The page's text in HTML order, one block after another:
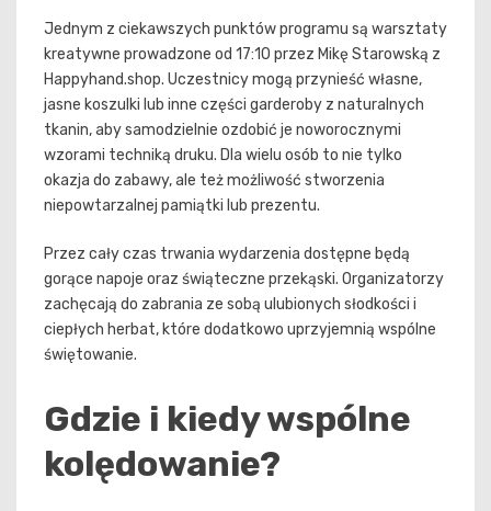
Jednym z ciekawszych punktów programu są warsztaty
kreatywne prowadzone od 17:10 przez Mikę Starowską z
Happyhand.shop. Uczestnicy mogą przynieść własne,
jasne koszulki lub inne części garderoby z naturalnych
tkanin, aby samodzielnie ozdobić je noworocznymi
wzorami techniką druku. Dla wielu osób to nie tylko
okazja do zabawy, ale też możliwość stworzenia
niepowtarzalnej pamiątki lub prezentu.
Przez cały czas trwania wydarzenia dostępne będą
gorące napoje oraz świąteczne przekąski. Organizatorzy
zachęcają do zabrania ze sobą ulubionych słodkości i
ciepłych herbat, które dodatkowo uprzyjemnią wspólne
świętowanie.
Gdzie i kiedy wspólne
kolędowanie?